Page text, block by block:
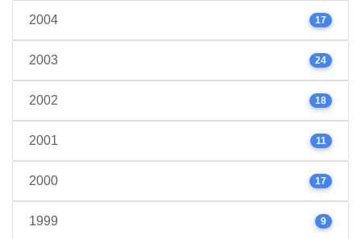
2004 17
2003 24
2002 18
2001 11
2000 17
1999 9